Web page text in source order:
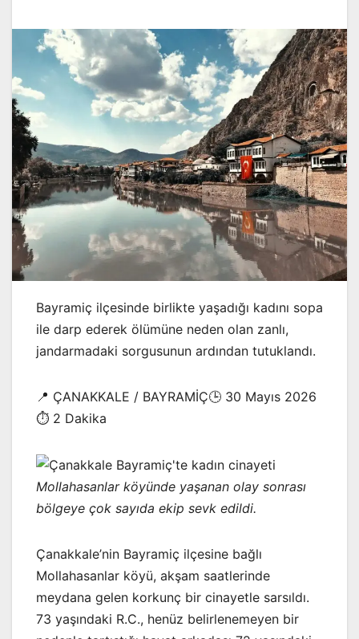
Bayramiç ilçesinde birlikte yaşadığı kadını sopa
ile darp ederek ölümüne neden olan zanlı,
jandarmadaki sorgusunun ardından tutuklandı.
📍 ÇANAKKALE / BAYRAMİÇ🕒 30 Mayıs 2026
⏱️ 2 Dakika
Mollahasanlar köyünde yaşanan olay sonrası
bölgeye çok sayıda ekip sevk edildi.
Çanakkale’nin Bayramiç ilçesine bağlı
Mollahasanlar köyü, akşam saatlerinde
meydana gelen korkunç bir cinayetle sarsıldı.
73 yaşındaki R.C., henüz belirlenemeyen bir